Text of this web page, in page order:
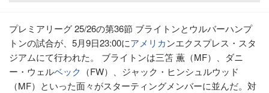
プレミアリーグ 25/26の第36節 ブライトンとウルバーハンプ
トンの試合が、5月9日23:00にアメリカンエクスプレス・スタ
ジアムにて行われた。 ブライトンは三笘 薫（MF）、ダニ
ー・ウェルベック （FW）、ジャック・ヒンシュルウッド
（MF）といった面々がスターティングメンバーに並んだ。対